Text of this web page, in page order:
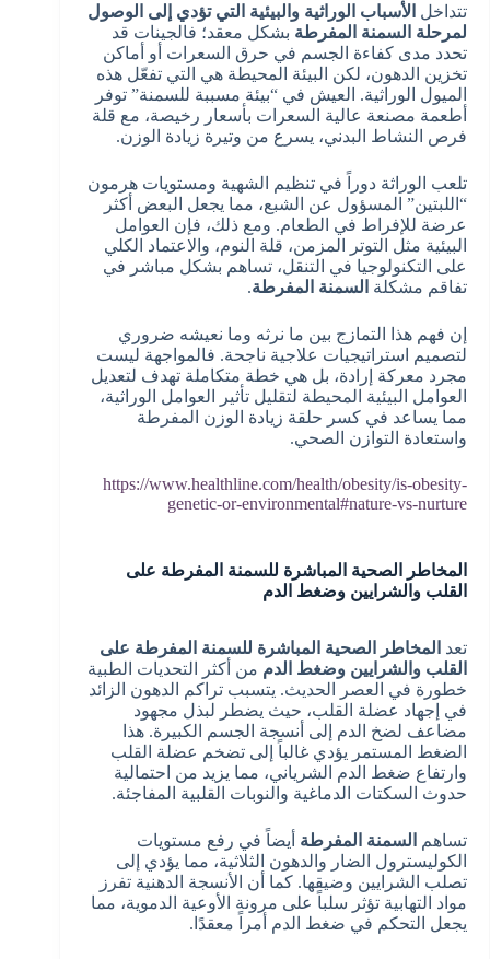
تتداخل الأسباب الوراثية والبيئية التي تؤدي إلى الوصول
لمرحلة السمنة المفرطة بشكل معقد؛ فالجينات قد
تحدد مدى كفاءة الجسم في حرق السعرات أو أماكن
تخزين الدهون، لكن البيئة المحيطة هي التي تفعّل هذه
الميول الوراثية. العيش في “بيئة مسببة للسمنة” توفر
أطعمة مصنعة عالية السعرات بأسعار رخيصة، مع قلة
فرص النشاط البدني، يسرع من وتيرة زيادة الوزن.
تلعب الوراثة دوراً في تنظيم الشهية ومستويات هرمون
“اللبتين” المسؤول عن الشبع، مما يجعل البعض أكثر
عرضة للإفراط في الطعام. ومع ذلك، فإن العوامل
البيئية مثل التوتر المزمن، قلة النوم، والاعتماد الكلي
على التكنولوجيا في التنقل، تساهم بشكل مباشر في
تفاقم مشكلة السمنة المفرطة.
إن فهم هذا التمازج بين ما نرثه وما نعيشه ضروري
لتصميم استراتيجيات علاجية ناجحة. فالمواجهة ليست
مجرد معركة إرادة، بل هي خطة متكاملة تهدف لتعديل
العوامل البيئية المحيطة لتقليل تأثير العوامل الوراثية،
مما يساعد في كسر حلقة زيادة الوزن المفرطة
واستعادة التوازن الصحي.
https://www.healthline.com/health/obesity/is-obesity-
genetic-or-environmental#nature-vs-nurture
المخاطر الصحية المباشرة للسمنة المفرطة على
القلب والشرايين وضغط الدم
تعد المخاطر الصحية المباشرة للسمنة المفرطة على
القلب والشرايين وضغط الدم من أكثر التحديات الطبية
خطورة في العصر الحديث. يتسبب تراكم الدهون الزائد
في إجهاد عضلة القلب، حيث يضطر لبذل مجهود
مضاعف لضخ الدم إلى أنسجة الجسم الكبيرة. هذا
الضغط المستمر يؤدي غالباً إلى تضخم عضلة القلب
وارتفاع ضغط الدم الشرياني، مما يزيد من احتمالية
حدوث السكتات الدماغية والنوبات القلبية المفاجئة.
تساهم السمنة المفرطة أيضاً في رفع مستويات
الكوليسترول الضار والدهون الثلاثية، مما يؤدي إلى
تصلب الشرايين وضيقها. كما أن الأنسجة الدهنية تفرز
مواد التهابية تؤثر سلباً على مرونة الأوعية الدموية، مما
يجعل التحكم في ضغط الدم أمراً معقدًا.